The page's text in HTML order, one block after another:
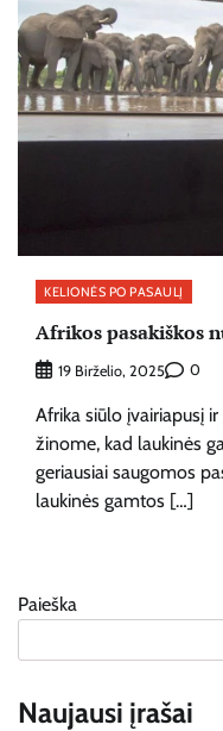
KELIONĖS PO PASAULĮ
Afrikos pasakiškos
19 Birželio, 2025 0
Afrika siūlo įvairiapusį
žinome, kad laukinės
geriausiai saugomos
laukinės gamtos […]
Paieška
Naujausi įrašai